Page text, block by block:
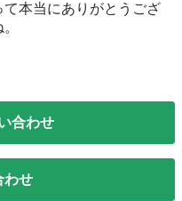
本当にありがとうござ
合わせ
わせ